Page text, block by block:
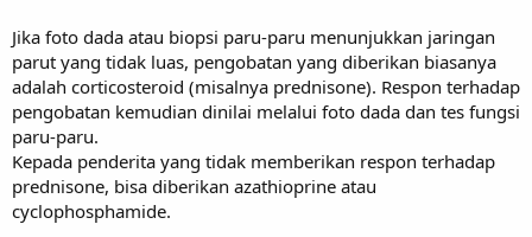
Jika foto dada atau biopsi paru-paru menunjukkan jaringan
parut yang tidak luas, pengobatan yang diberikan biasanya
adalah corticosteroid (misalnya prednisone). Respon terhadap
pengobatan kemudian dinilai melalui foto dada dan tes fungsi
paru-paru.
Kepada penderita yang tidak memberikan respon terhadap
prednisone, bisa diberikan azathioprine atau
cyclophosphamide.